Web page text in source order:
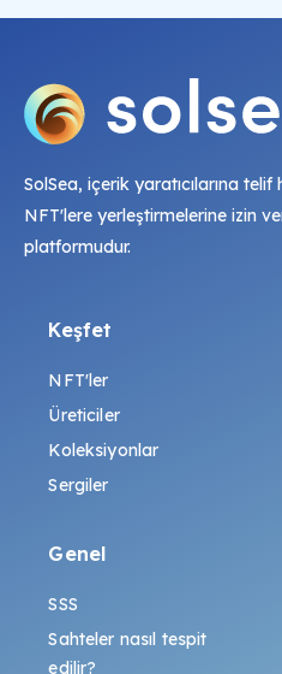
SolSea, içerik yaratıcılarına telif
NFT'lere yerleştirmelerine izin
platformudur.
Keşfet
NFT'ler
Üreticiler
Koleksiyonlar
Sergiler
Genel
SSS
Sahteler nasıl tespit
edilir?